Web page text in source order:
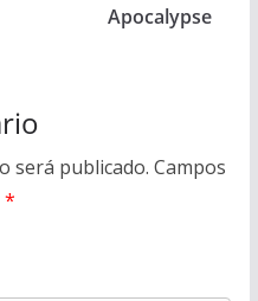
Apocalypse
será publicado. Campos
*